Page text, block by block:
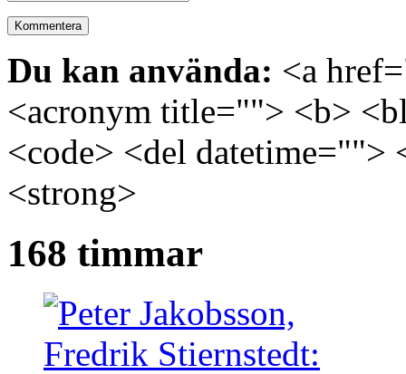
Du kan använda: <a
<acronym title=""> <b>
<code> <del
<strong>
168 timmar